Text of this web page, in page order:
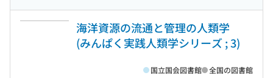
海洋資源の流通と管理の人類学
(みんぱく実践人類学シリーズ ; 3)
国立国会図書館 全国の図書館